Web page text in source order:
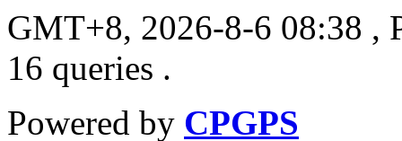
GMT+8, 2026-8-6 08:38 ,
16 queries .
Powered by CPGPS